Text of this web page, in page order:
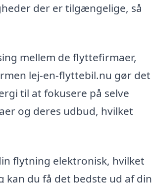
der er tilgængelige, så
mellem de flyttefirmaer,
lej-en-flyttebil.nu gør det
til at fokusere på selve
og deres udbud, hvilket
flytning elektronisk, hvilket
du få det bedste ud af din